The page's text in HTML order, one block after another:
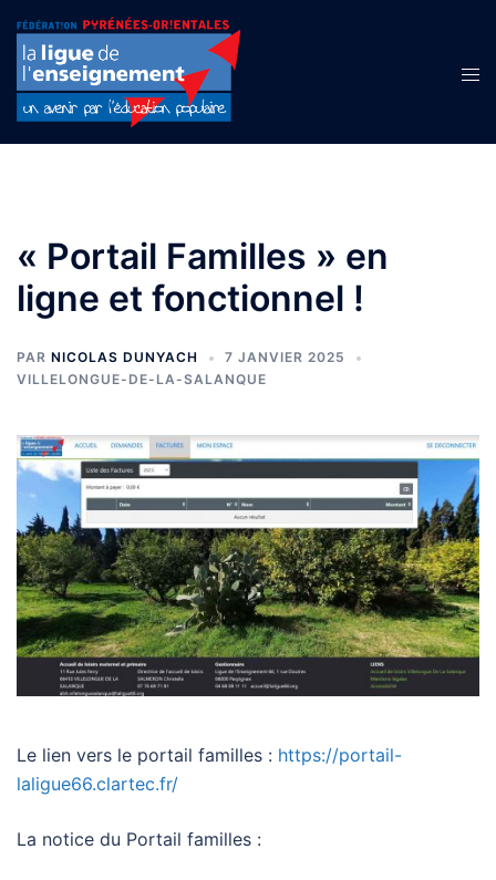
contenu
« Portail Familles » en
ligne et fonctionnel !
PAR NICOLAS DUNYACH
7 JANVIER 2025
VILLELONGUE-DE-LA-SALANQUE
Le lien vers le portail familles : https://portail-
laligue66.clartec.fr/
La notice du Portail familles :